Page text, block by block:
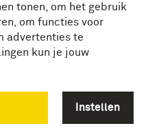
tonen, om het gebruik
om functies voor
advertenties te
kun je jouw
Instellen
om Artificial
of
Het lijkt wel
heden en toekomst
ook dingen die al
hun GPS, hun
hun drones en hun
meeste militairen